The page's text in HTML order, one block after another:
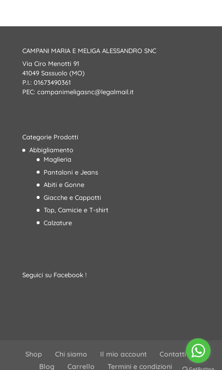
CAMPANI MARIA E MELIGA ALESSANDRO SNC
Via Ciro Menotti 91
41049 Sassuolo (MO)
P.I.: 01673490361
PEC: campanimeligasnc@legalmail.it
Categorie Prodotti
Abbigliamento
Maglieria
Pantaloni e Jeans
Abiti e Gonne
Giacche e Cappotti
Top, Camicie e T-shirt
Calzature
Seguici su Facebook !
Shop Chi siamo Il mio account
Contatti
Blog
Carrello Termini e condizioni